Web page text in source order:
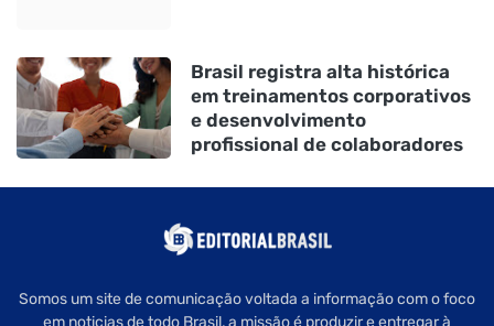
Brasil registra alta histórica
em treinamentos corporativos
e desenvolvimento
profissional de colaboradores
Somos um site de comunicação voltada a informação com o foco
em noticias de todo Brasil, a missão é produzir e entregar à